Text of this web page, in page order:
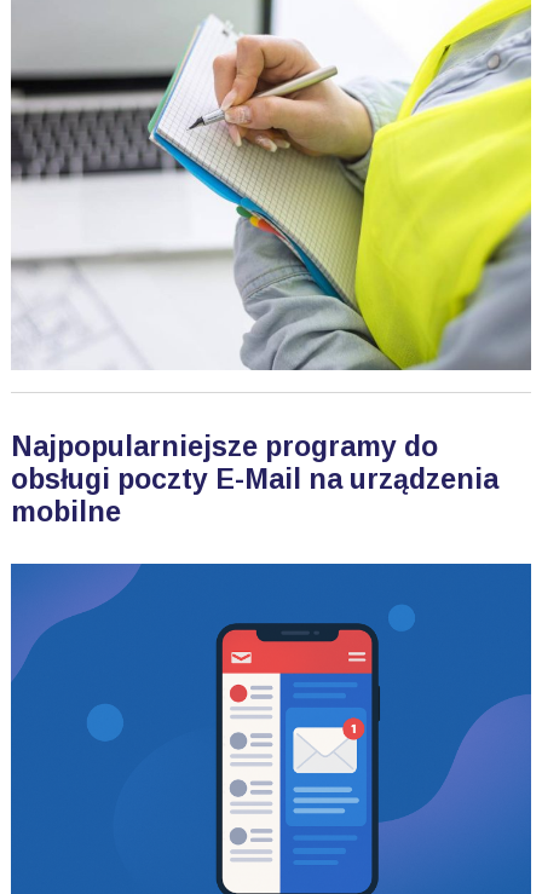
Najpopularniejsze programy do
obsługi poczty E-Mail na urządzenia
mobilne